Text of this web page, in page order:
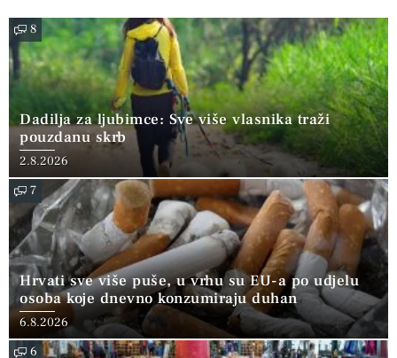
8
Dadilja za ljubimce: Sve više vlasnika traži
pouzdanu skrb
2.8.2026
7
Hrvati sve više puše, u vrhu su EU-a po udjelu
osoba koje dnevno konzumiraju duhan
6.8.2026
6